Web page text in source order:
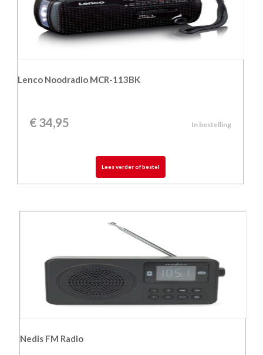
Lenco Noodradio MCR-113BK
€ 34,95 In bestelling
Lees verder of bestel
Nedis FM Radio